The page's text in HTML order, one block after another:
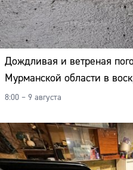
Дождливая и ветреная
Мурманской области в
8:00 – 9 августа